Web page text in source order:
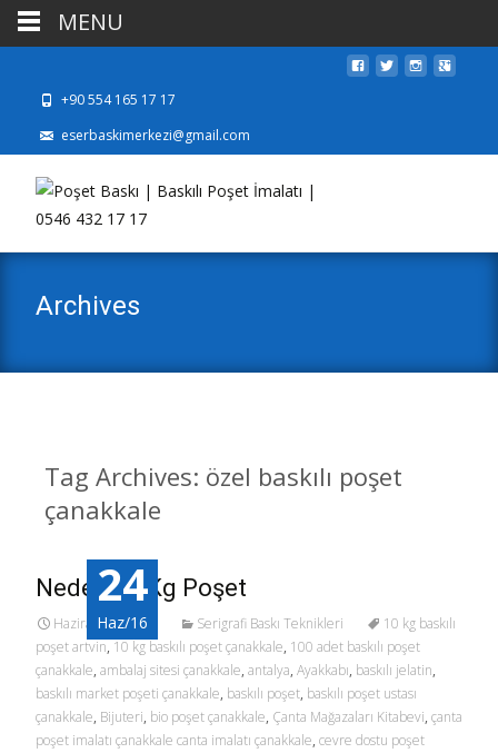
+90 554 165 17 17
eserbaskimerkezi@gmail.com
Archives
Tag Archives: özel baskılı poşet
çanakkale
24
Haz/16
Neden 10 Kg Poşet
Haziran 24, 2016 Serigrafi Baskı Teknikleri
10 kg baskılı
poşet artvin, 10 kg baskılı poşet çanakkale, 100 adet baskılı poşet
çanakkale, ambalaj sitesi çanakkale, antalya, Ayakkabı, baskılı jelatin,
baskılı market poşeti çanakkale, baskılı poşet, baskılı poşet ustası
çanakkale, Bijuteri, bio poşet çanakkale, Çanta Mağazaları Kitabevi, çanta
poşet imalatı çanakkale canta imalatı çanakkale, cevre dostu poşet
MENU